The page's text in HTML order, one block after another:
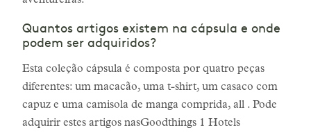
Quantos artigos existem na cápsula e onde
podem ser adquiridos?
Esta coleção cápsula é composta por quatro peças
diferentes: um macacão, uma t-shirt, um casaco com
capuz e uma camisola de manga comprida, all . Pode
adquirir estes artigos nasGoodthings 1 Hotels